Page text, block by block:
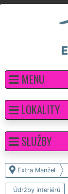
MENU
Extra Manžel
Údržby interiérů
LOKALITY
SLUŽBY